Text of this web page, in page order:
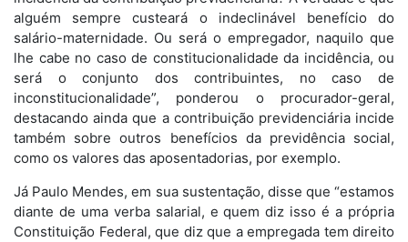
alguém sempre custeará o indeclinável benefício do
salário-maternidade. Ou será o empregador, naquilo que
lhe cabe no caso de constitucionalidade da incidência, ou
será o conjunto dos contribuintes, no caso de
inconstitucionalidade”, ponderou o procurador-geral,
destacando ainda que a contribuição previdenciária incide
também sobre outros benefícios da previdência social,
como os valores das aposentadorias, por exemplo.
Já Paulo Mendes, em sua sustentação, disse que “estamos
diante de uma verba salarial, e quem diz isso é a própria
Constituição Federal, que diz que a empregada tem direito